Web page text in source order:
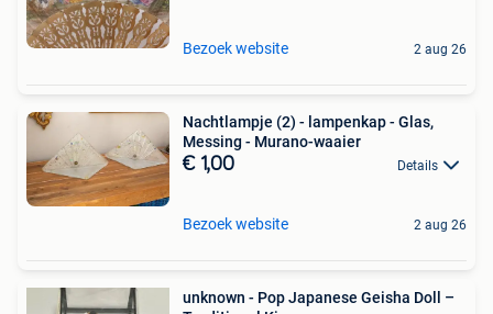
Bezoek website 2 aug 26
Nachtlampje (2) - lampenkap - Glas,
Messing - Murano-waaier
€ 1,00 Details
Bezoek website 2 aug 26
unknown - Pop Japanese Geisha Doll –